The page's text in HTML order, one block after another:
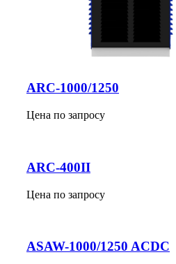
ARC-1000/1250
Цена по запросу
ARC-400II
Цена по запросу
ASAW-1000/1250 ACDC